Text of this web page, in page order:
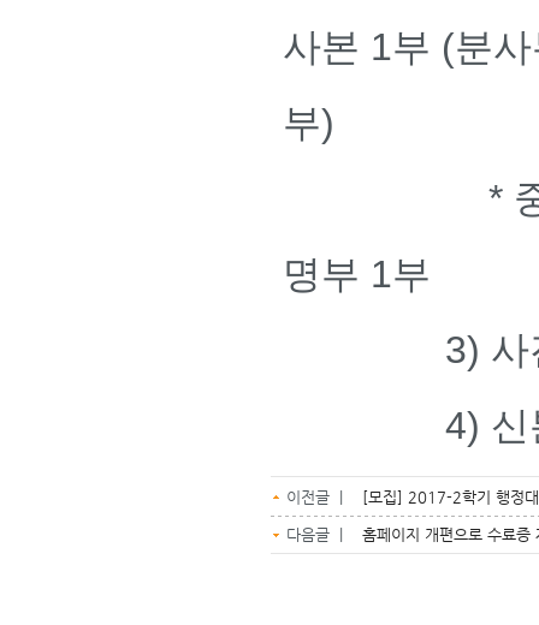
사본 1부 (분
부)
* 중개법인
명부 1부
3) 사진 (
4) 신분
이전글 | [모집] 2017-2학기 행정
다음글 | 홈페이지 개편으로 수료증